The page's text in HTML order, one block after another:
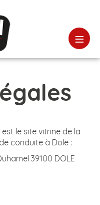
≡
le site vitrine de la
conduite à Dole :
39100 DOLE